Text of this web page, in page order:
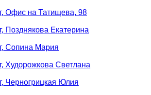
Офис на Татищева, 98
Позднякова Екатерина
Сопина Мария
Худорожкова Светлана
Черногрицкая Юлия